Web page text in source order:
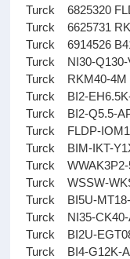
Turck 6825320
Turck 6625731
Turck 6914526
Turck NI30-Q130-
Turck RKM40-4M
Turck BI2-
Turck BI2-Q5.5-
Turck FLDP-
Turck BIM-IKT-
Turck WWAK3P2-
Turck WSSW-
Turck BI5U-MT18-
Turck NI35-CK40-
Turck BI2U-
Turck BI4-G12K-